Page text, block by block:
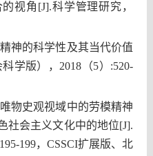
视角[J].科学管理研究，
神的科学性及其当代价值
学版），2018（5）:520-
物史观视域中的劳模精神
会主义文化中的地位[J].
199，CSSCI扩展版、北